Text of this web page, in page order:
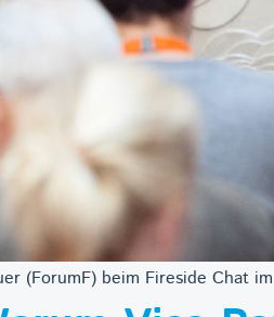
(ForumF) beim Fireside Chat